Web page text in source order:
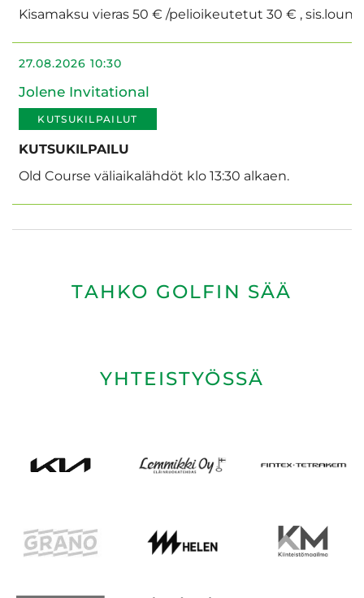
Kisamaksu vieras 50 € /pelioikeutetut 30 € ,
27.08.2026 10:30
Jolene Invitational
KUTSUKILPAILUT
KUTSUKILPAILU
Old Course väliaikalähdöt klo 13:30 alkaen.
​​​​​​​TAHKO GOLFIN SÄÄ
YHTEISTYÖSSÄ